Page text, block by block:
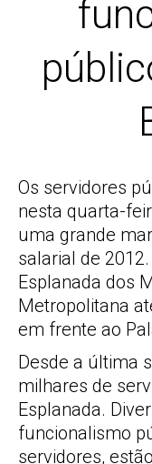
Os servidores
nesta quarta-
uma grande
salarial de
Esplanada dos
Metropolitana
em frente ao
Desde a última
milhares de
Esplanada.
funcionalismo
servidores,